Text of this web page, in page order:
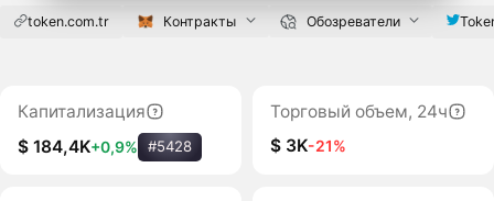
token.com.tr Контракты Обозреватели
Капитализация
$ 184,4K+0,9% #5428
Торговый объем, 24ч
$ 3K-21%